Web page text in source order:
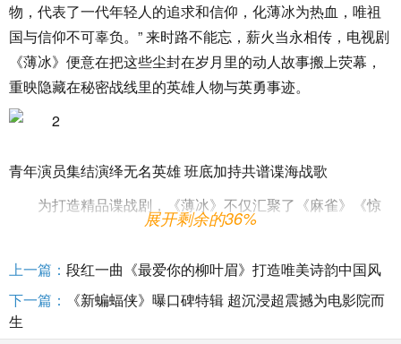
物，代表了一代年轻人的追求和信仰，化薄冰为热血，唯祖
国与信仰不可辜负。” 来时路不能忘，薪火当永相传，电视剧
《薄冰》便意在把这些尘封在岁月里的动人故事搬上荧幕，
重映隐藏在秘密战线里的英雄人物与英勇事迹。
青年演员集结演绎无名英雄 班底加持共谱谍海战歌
为打造精品谍战剧，《薄冰》不仅汇聚了《麻雀》《惊
蛰》的主创人马，还邀请了彭冠英、陈钰琪、高瀚宇和陈小
中饰演男主角陈浅。多以“大哥”形象示人的他，这次将换上民
国军装，首次挑战于刀尖潜伏，把疼痛深藏内心的王牌特
工。演员陈钰琪将在剧中饰演百变女特工春羊一角。此前，
展开剩余的36%
上一篇： 段红一曲《最爱你的柳叶眉》打造唯美诗韵中国风
下一篇：
《新蝙蝠侠》曝口碑特辑 超沉浸超震撼为电影院而
生